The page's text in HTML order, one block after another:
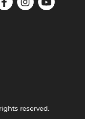
reserved.